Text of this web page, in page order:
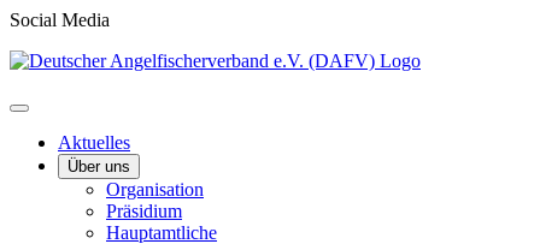
Social Media
Aktuelles
Über uns
Organisation
Präsidium
Hauptamtliche